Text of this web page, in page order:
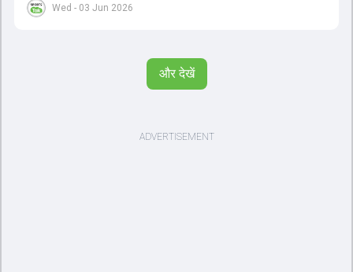
Wed - 03 Jun 2026
पर विश्वास रखने और नकारात्मक बातों पर ध्यान न देने की सलाह दी। आईपीएल
सीरीज खेलेंगे। वहीं, विराट कोहली लंदन रवाना हो गए हैं और अगली वनडे सीरीज में
और देखें